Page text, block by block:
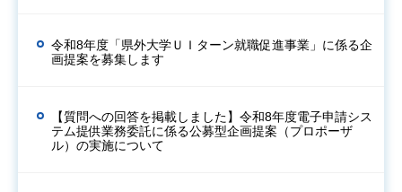
令和8年度「県外大学ＵＩターン就職促進事業」に係る企
画提案を募集します
【質問への回答を掲載しました】令和8年度電子申請シス
テム提供業務委託に係る公募型企画提案（プロポーザ
ル）の実施について